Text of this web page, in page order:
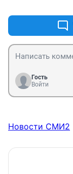
Гость
Войти
Новости СМИ2